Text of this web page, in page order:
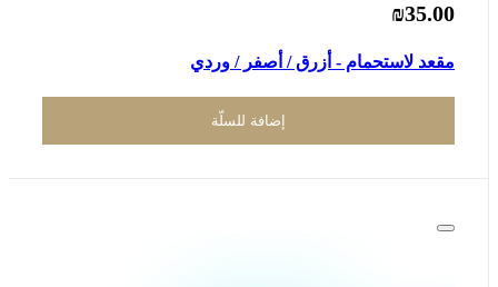
₪35.00
مقعد لاستحمام - أزرق / أصفر / وردي
إضافة للسلّة